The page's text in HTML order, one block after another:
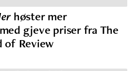
høster mer
gjeve priser fra The
of Review